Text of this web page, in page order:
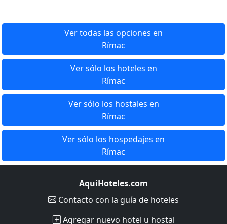
Ver todas las opciones en
Rímac
Ver sólo los hoteles en
Rímac
Ver sólo los hostales en
Rímac
Ver sólo los hospedajes en
Rímac
AquiHoteles.com
Contacto con la guía de hoteles
Agregar nuevo hotel u hostal